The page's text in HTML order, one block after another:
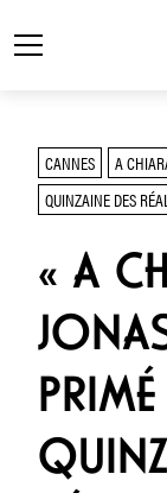
CANNES A
QUINZAINE DES
« A